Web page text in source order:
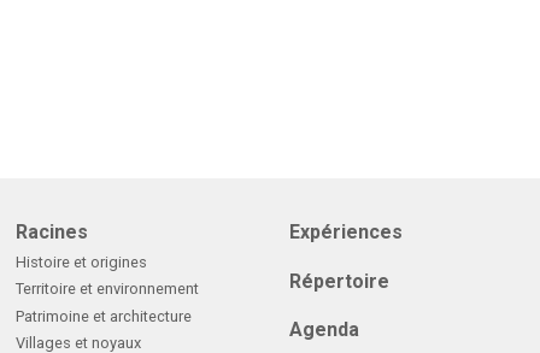
Racines
Histoire et origines
Territoire et environnement
Patrimoine et architecture
Villages et noyaux
Expériences
Répertoire
Agenda